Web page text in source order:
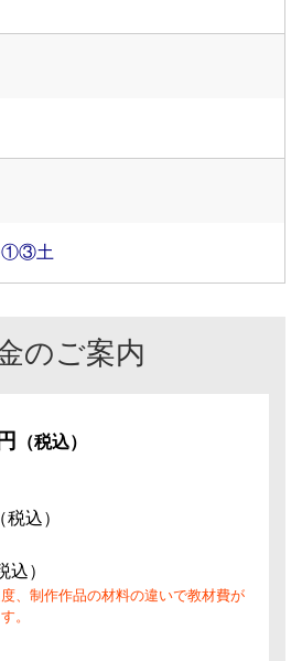
①③土
のご案内
（税込）
込）
）
、制作作品の材料の違いで教材費が
。